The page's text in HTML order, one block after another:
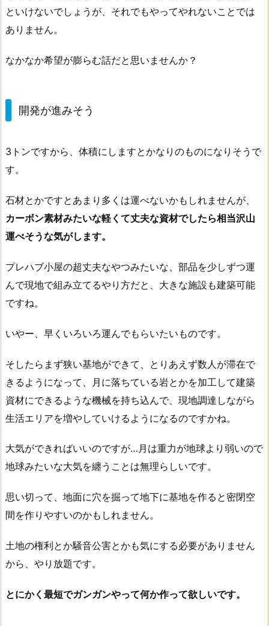
といけないでしょうが、それでもやってやれないことでは
ありません。
なかなか希望が膨らむ話だと思いませんか？
開発が進みそう
3トンですから、体積にしますとかなりのものになりそうで
す。
石材とかですとあまり多くは運べないかもしれませんが、
カーボン素材みたいな軽くて丈夫な資材でしたら相当沢山
運べそうな気がします。
プレハブ小屋の超丈夫なやつみたいな、部品を少しずつ運
んで現地で組み立てるやり方だと、大きな施設も建築可能
ですね。
いやー、早くいろいろ運んでもらいたいものです。
そしたらまず狭い基地ができて、とりあえず数人が滞在で
きるようになって、月に落ちている岩とかを加工して建築
資材にできるような機械を持ち込んで、現地調達しながら
生活エリアを増やしていけるようになるのですかね。
大気ができればいいのですが…月は重力が地球より弱いので
地球みたいな大気を纏うことは無理らしいです。
思い切って、地面に穴を掘って地下に基地を作ると密閉空
間を作りやすいのかもしれません。
土地の権利とか騒音公害とかも気にする必要がありません
から、やり放題です。
とにかく最短でガンガンやって何か作って欲しいです。